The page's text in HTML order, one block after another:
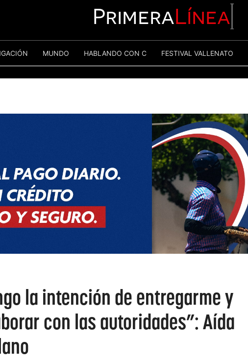
PrimeraLínea
MUNDO HABLANDO CON C FESTIVAL VALLENATO
la intención de entregarme y
con las autoridades”: Aída